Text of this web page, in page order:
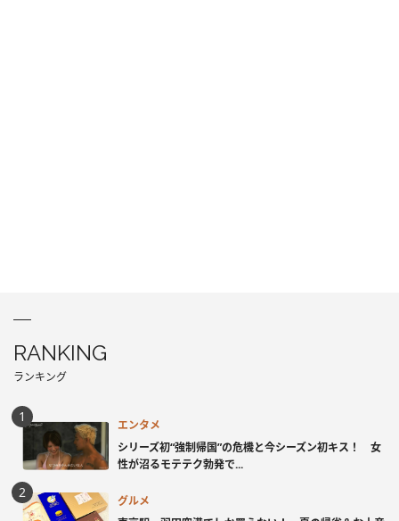
RANKING
ランキング
エンタメ
シリーズ初“強制帰国”の危機と今シーズン初キス！ 女
性が沼るモテテク勃発で...
グルメ